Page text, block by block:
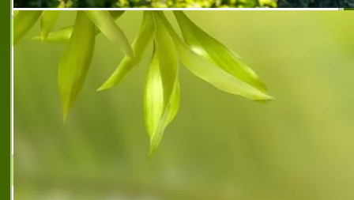
А.Т.А. АЛБЕНА АНАНИЕВА
А.Т.А. АЛБЕНА АНАНИЕВА е официален
вносител на колекция от рекламни
сувенири и бизнес подаръци на известни
фирми (от Италия, Германия и САЩ).
След 10–годишното ни присъствие в
рекламнат